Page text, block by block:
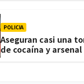
POLICIA
Aseguran casi una
de cocaína y